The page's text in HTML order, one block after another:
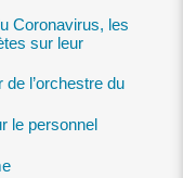
Coronavirus, les
sur leur
de l’orchestre du
le personnel